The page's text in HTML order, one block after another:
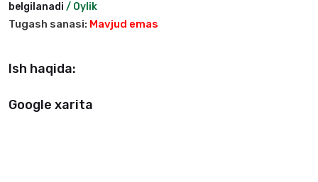
belgilanadi / Oylik
Tugash sanasi: Mavjud emas
Ish haqida:
Google xarita